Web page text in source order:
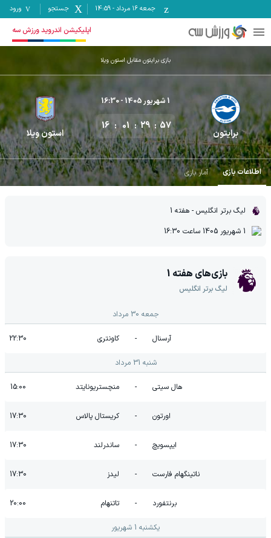
جمعه ۱۶ مرداد -
14:59 جستجو ورود
اپلیکیشن اندروید ورزش سه
بازی برایتون مقابل استون ویلا
برایتون
1 شهریور 1405 - 16:30
16 01 29 56
استون ویلا
اطلاعات بازی آمار بازی
لیگ برتر انگلیس - هفته 1
1 شهریور 1405
ساعت 16:30
بازی‌های هفته 1
لیگ برتر انگلیس
جمعه 30 مرداد
آرسنال - کاونتری 22:30
شنبه 31 مرداد
هال سیتی - منچستریونایتد 15:00
اورتون - کریستال پالاس 17:30
ایپسویچ - ساندرلند 17:30
ناتینگهام فارست - لیدز 17:30
برنتفورد - تاتنهام 20:00
یکشنبه 1 شهریور